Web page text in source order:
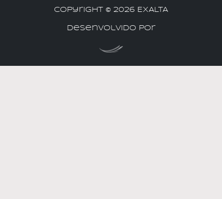
Copyright © 2026 EXALTA
Desenvolvido por